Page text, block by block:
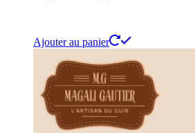
Ajouter au panier